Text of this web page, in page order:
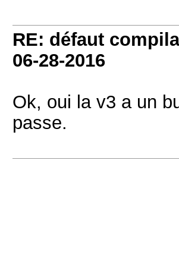
RE: défaut
06-28-2016
Ok, oui la v3 a un
passe.